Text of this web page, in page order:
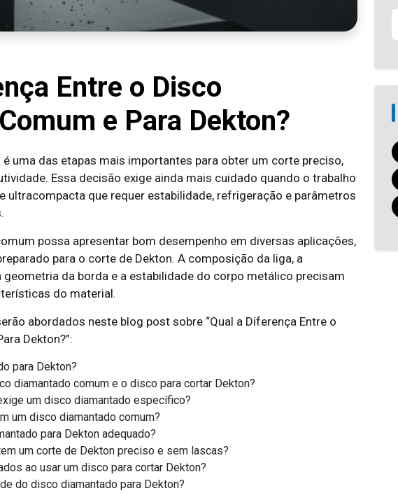
Entre o Disco
e Para Dekton?
uma das etapas mais importantes para obter um corte preciso,
Essa decisão exige ainda mais cuidado quando o trabalho
ultracompacta que requer estabilidade, refrigeração e parâmetros
possa apresentar bom desempenho em diversas aplicações,
para o corte de Dekton. A composição da liga, a
da borda e a estabilidade do corpo metálico precisam
do material.
abordados neste blog post sobre “Qual a Diferença Entre o
Dekton?”:
para Dekton?
diamantado comum e o disco para cortar Dekton?
um disco diamantado específico?
um disco diamantado comum?
para Dekton adequado?
um corte de Dekton preciso e sem lascas?
ao usar um disco para cortar Dekton?
do disco diamantado para Dekton?